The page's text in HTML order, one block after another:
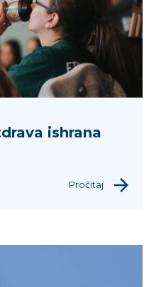
ishrana
Pročitaj